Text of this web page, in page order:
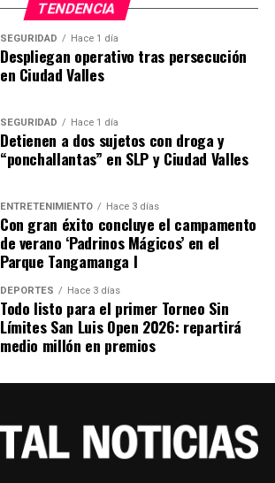
TENDENCIA
SEGURIDAD Hace 1 día
Despliegan operativo tras persecución
en Ciudad Valles
SEGURIDAD Hace 1 día
Detienen a dos sujetos con droga y
“ponchallantas” en SLP y Ciudad Valles
ENTRETENIMIENTO Hace 3 días
Con gran éxito concluye el campamento
de verano ‘Padrinos Mágicos’ en el
Parque Tangamanga I
DEPORTES Hace 3 días
Todo listo para el primer Torneo Sin
Límites San Luis Open 2026: repartirá
medio millón en premios